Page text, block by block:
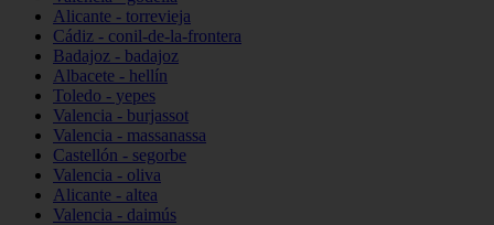
Alicante - torrevieja
Cádiz - conil-de-la-frontera
Badajoz - badajoz
Albacete - hellín
Toledo - yepes
Valencia - burjassot
Valencia - massanassa
Castellón - segorbe
Valencia - oliva
Alicante - altea
Valencia - daimús